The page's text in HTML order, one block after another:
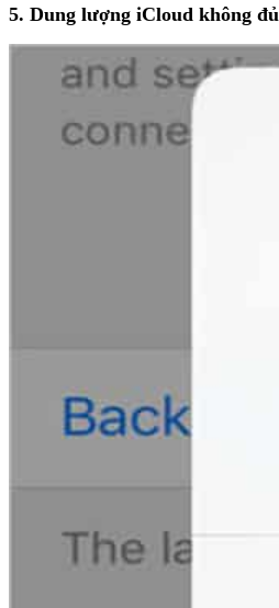
5. Dung lượng iCloud không đủ